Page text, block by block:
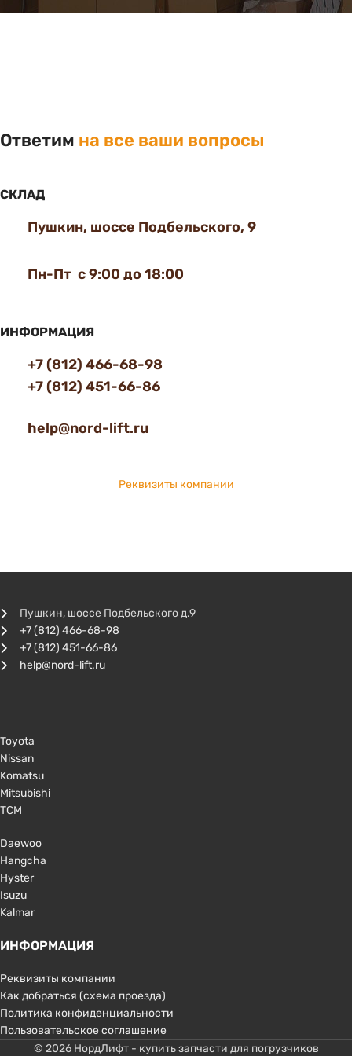
Ответим на все ваши вопросы
СКЛАД
Пушкин, шоссе Подбельского, 9
Пн-Пт с 9:00 до 18:00
ИНФОРМАЦИЯ
+7 (812) 466-68-98
+7 (812) 451-66-86
help@nord-lift.ru
Реквизиты компании
Пушкин, шоссе Подбельского д.9
+7 (812) 466-68-98
+7 (812) 451-66-86
help@nord-lift.ru
Toyota
Nissan
Komatsu
Mitsubishi
TCM
Daewoo
Hangcha
Hyster
Isuzu
Kalmar
ИНФОРМАЦИЯ
Реквизиты компании
Как добраться (схема проезда)
Политика конфиденциальности
Пользовательское соглашение
© 2026 НордЛифт - купить запчасти для погрузчиков